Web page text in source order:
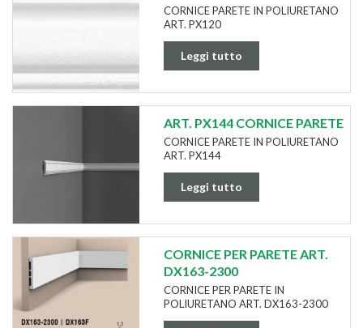
CORNICE PARETE IN POLIURETANO
ART. PX120
Leggi tutto
ART. PX144 CORNICE PARETE
CORNICE PARETE IN POLIURETANO
ART. PX144
Leggi tutto
CORNICE PER PARETE ART.
DX163-2300
CORNICE PER PARETE IN
POLIURETANO ART. DX163-2300